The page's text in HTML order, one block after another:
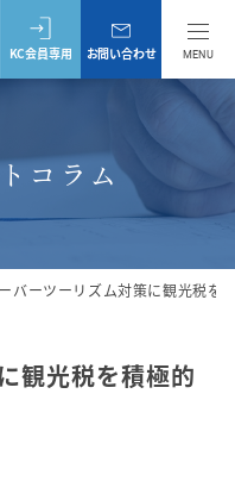
MENU
KC会員専用 お問い合わせ
コラム
バーツーリズム対策に観光税を
観光税を積極的